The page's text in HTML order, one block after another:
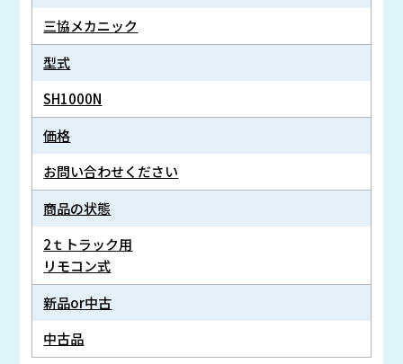
三協メカニック
型式
SH1000N
価格
お問い合わせください
商品の状態
2ｔトラック用
リモコン式
新品or中古
中古品